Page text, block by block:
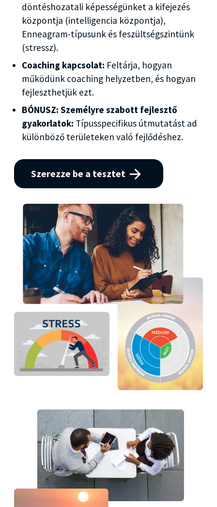
döntéshozatali képességünket a kifejezés
központja (intelligencia központja),
Enneagram-típusunk és feszültségszintünk
(stressz).
Coaching kapcsolat: Feltárja, hogyan
működünk coaching helyzetben, és hogyan
fejleszthetjük ezt.
BÓNUSZ: Személyre szabott fejlesztő
gyakorlatok: Típusspecifikus útmutatást ad
különböző területeken való fejlődéshez.
Szerezze be a tesztet